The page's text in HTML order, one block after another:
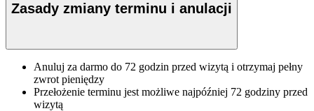
Zasady zmiany terminu i anulacji
Anuluj za darmo do 72 godzin przed wizytą i otrzymaj pełny
zwrot pieniędzy
Przełożenie terminu jest możliwe najpóźniej 72 godziny przed
wizytą